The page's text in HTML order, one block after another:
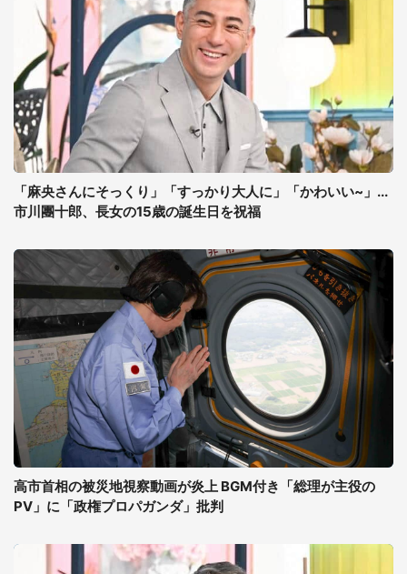
「麻央さんにそっくり」「すっかり大人に」「かわいい~」...
市川團十郎、長女の15歳の誕生日を祝福
高市首相の被災地視察動画が炎上 BGM付き「総理が主役の
PV」に「政権プロパガンダ」批判